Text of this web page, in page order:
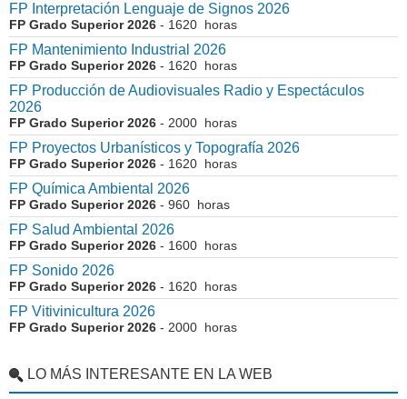
FP Interpretación Lenguaje de Signos 2026
FP Grado Superior 2026 - 1620 horas
FP Mantenimiento Industrial 2026
FP Grado Superior 2026 - 1620 horas
FP Producción de Audiovisuales Radio y Espectáculos
2026
FP Grado Superior 2026 - 2000 horas
FP Proyectos Urbanísticos y Topografía 2026
FP Grado Superior 2026 - 1620 horas
FP Química Ambiental 2026
FP Grado Superior 2026 - 960 horas
FP Salud Ambiental 2026
FP Grado Superior 2026 - 1600 horas
FP Sonido 2026
FP Grado Superior 2026 - 1620 horas
FP Vitivinicultura 2026
FP Grado Superior 2026 - 2000 horas
LO MÁS INTERESANTE EN LA WEB